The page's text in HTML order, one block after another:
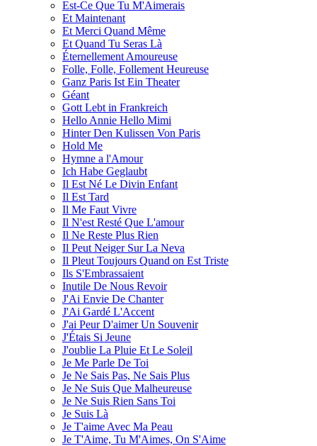
Est-Ce Que Tu M'Aimerais
Et Maintenant
Et Merci Quand Même
Et Quand Tu Seras Là
Éternellement Amoureuse
Folle, Folle, Follement Heureuse
Ganz Paris Ist Ein Theater
Géant
Gott Lebt in Frankreich
Hello Annie Hello Mimi
Hinter Den Kulissen Von Paris
Hold Me
Hymne a l'Amour
Ich Habe Geglaubt
Il Est Né Le Divin Enfant
Il Est Tard
Il Me Faut Vivre
Il N'est Resté Que L'amour
Il Ne Reste Plus Rien
Il Peut Neiger Sur La Neva
Il Pleut Toujours Quand on Est Triste
Ils S'Embrassaient
Inutile De Nous Revoir
J'Ai Envie De Chanter
J'Ai Gardé L'Accent
J'ai Peur D'aimer Un Souvenir
J'Étais Si Jeune
J'oublie La Pluie Et Le Soleil
Je Me Parle De Toi
Je Ne Sais Pas, Ne Sais Plus
Je Ne Suis Que Malheureuse
Je Ne Suis Rien Sans Toi
Je Suis Là
Je T'aime Avec Ma Peau
Je T'Aime, Tu M'Aimes, On S'Aime